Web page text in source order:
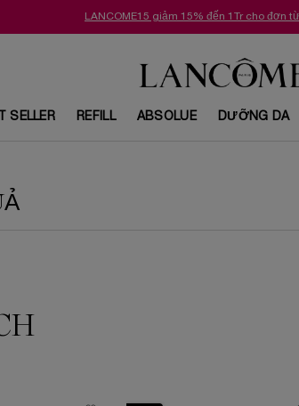
LANCOME15 giảm 15% đến 1Tr cho đơn
SELLER REFILL ABSOLUE DƯỠNG DA